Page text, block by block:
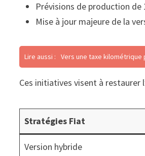
Prévisions de production de
Mise à jour majeure de la
Lire aussi : Vers une taxe
Ces initiatives visent à
Stratégies Fiat
Version hybride